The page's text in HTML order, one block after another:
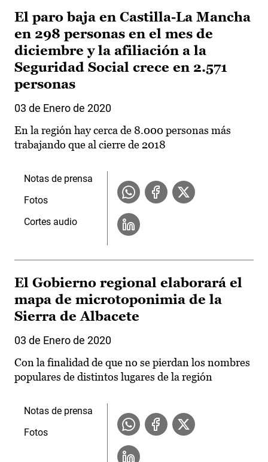
El paro baja en Castilla-La Mancha
en 298 personas en el mes de
diciembre y la afiliación a la
Seguridad Social crece en 2.571
personas
03 de Enero de 2020
En la región hay cerca de 8.000 personas más
trabajando que al cierre de 2018
Notas de prensa
Fotos
Cortes audio
El Gobierno regional elaborará el
mapa de microtoponimia de la
Sierra de Albacete
03 de Enero de 2020
Con la finalidad de que no se pierdan los nombres
populares de distintos lugares de la región
Notas de prensa
Fotos